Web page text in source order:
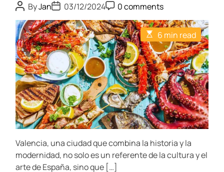
sabores y la cultura de la
ciudad
P
o
s
t
A
u
t
h
o
r
ByJanP
o
s
t
D
a
t
03/12/2024P
o
s
t
C
o
m
m
e
n
t
0 comments
E
s
t
i
m
a
t
e
d
r
e
a
d
i
m
e
6 min read
Valencia, una ciudad que combina la historia y la
modernidad, no solo es un referente de la cultura y el
arte de España, sino que […]